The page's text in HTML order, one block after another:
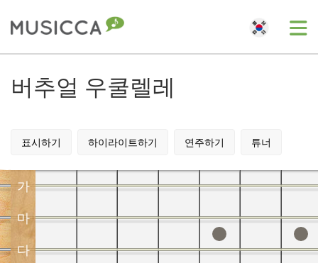
English
버추얼 우쿨렐레
표시하기 하이라이트하기 연주하기 튜너
가
마
다